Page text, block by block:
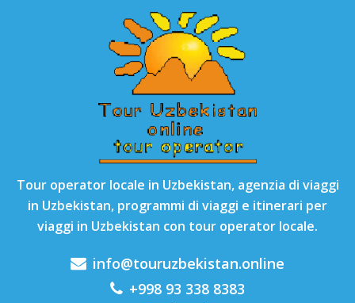
Tour operator locale in Uzbekistan, agenzia di viaggi
in Uzbekistan, programmi di viaggi e itinerari per
viaggi in Uzbekistan con tour operator locale.
info@touruzbekistan.online
+998 93 338 8383